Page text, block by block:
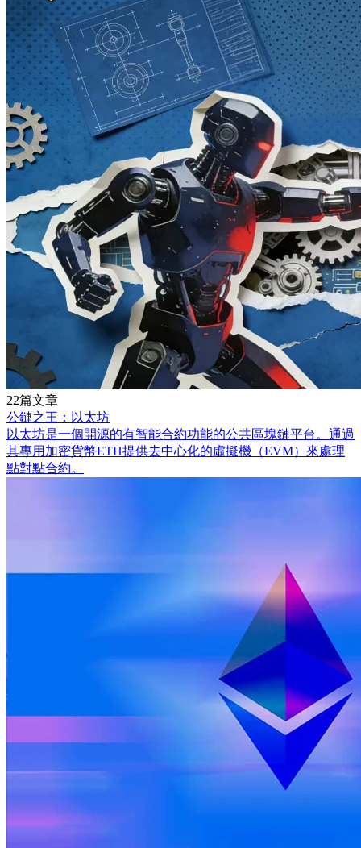
22篇文章
公鏈之王：以太坊
以太坊是一個開源的有智能合約功能的公共區塊鏈平台。通過
其專用加密貨幣ETH提供去中心化的虛擬機（EVM）來處理
點對點合約。